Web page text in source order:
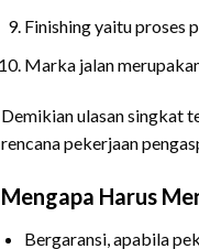
Finishing yaitu proses
Marka jalan
Demikian ulasan singkat
rencana pekerjaan
Mengapa Harus
Bergaransi, apabila